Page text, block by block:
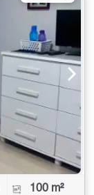
100 m²